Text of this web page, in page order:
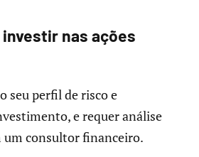
investir nas ações
seu perfil de risco e
e requer análise
um consultor financeiro.